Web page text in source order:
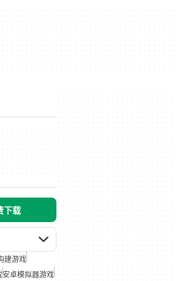
下载
建游戏
安卓模拟器游戏